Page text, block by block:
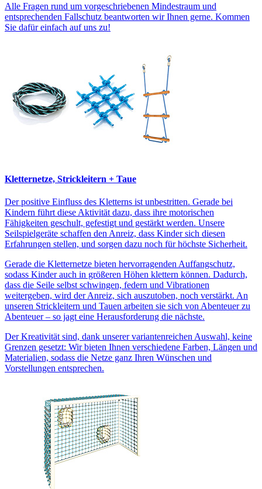
Alle Fragen rund um vorgeschriebenen Mindestraum und
entsprechenden Fallschutz beantworten wir Ihnen gerne. Kommen
Sie dafür einfach auf uns zu!
Kletternetze, Strickleitern + Taue
Der positive Einfluss des Kletterns ist unbestritten. Gerade bei
Kindern führt diese Aktivität dazu, dass ihre motorischen
Fähigkeiten geschult, gefestigt und gestärkt werden. Unsere
Seilspielgeräte schaffen den Anreiz, dass Kinder sich diesen
Erfahrungen stellen, und sorgen dazu noch für höchste Sicherheit.
Gerade die Kletternetze bieten hervorragenden Auffangschutz,
sodass Kinder auch in größeren Höhen klettern können. Dadurch,
dass die Seile selbst schwingen, federn und Vibrationen
weitergeben, wird der Anreiz, sich auszutoben, noch verstärkt. An
unseren Strickleitern und Tauen arbeiten sie sich von Abenteuer zu
Abenteuer – so jagt eine Herausforderung die nächste.
Der Kreativität sind, dank unserer variantenreichen Auswahl, keine
Grenzen gesetzt: Wir bieten Ihnen verschiedene Farben, Längen und
Materialien, sodass die Netze ganz Ihren Wünschen und
Vorstellungen entsprechen.